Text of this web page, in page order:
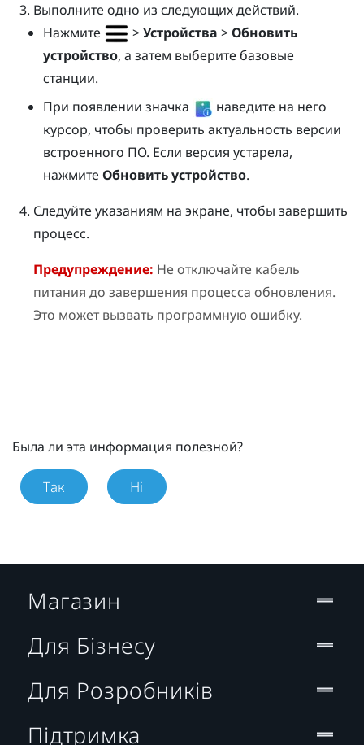
Выполните одно из следующих действий.
Нажмите
>Устройства >Обновить
устройство, а затем выберите базовые
станции.
При появлении значка
наведите на него
курсор, чтобы проверить актуальность версии
встроенного ПО. Если версия устарела,
нажмитеОбновить устройство.
Следуйте указаниям на экране, чтобы завершить
процесс.
Предупреждение: Не отключайте кабель
питания до завершения процесса обновления.
Это может вызвать программную ошибку.
Была ли эта информация полезной?
Так Ні
Магазин
Для Бізнесу
Для Розробників
Підтримка